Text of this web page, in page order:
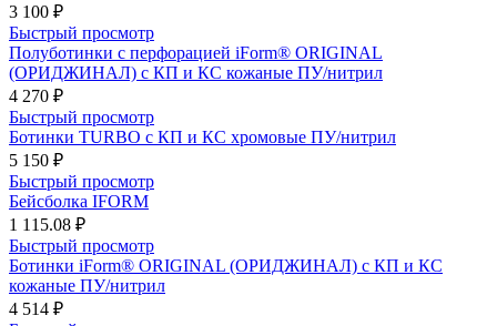
3 100 ₽
Быстрый просмотр
Полуботинки с перфорацией iForm® ORIGINAL
(ОРИДЖИНАЛ) с КП и КС кожаные ПУ/нитрил
4 270 ₽
Быстрый просмотр
Ботинки TURBO с КП и КС хромовые ПУ/нитрил
5 150 ₽
Быстрый просмотр
Бейсболка IFORM
1 115.08 ₽
Быстрый просмотр
Ботинки iForm® ORIGINAL (ОРИДЖИНАЛ) с КП и КС
кожаные ПУ/нитрил
4 514 ₽